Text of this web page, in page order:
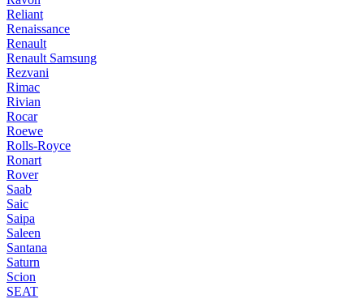
Reliant
Renaissance
Renault
Renault Samsung
Rezvani
Rimac
Rivian
Rocar
Roewe
Rolls-Royce
Ronart
Rover
Saab
Saic
Saipa
Saleen
Santana
Saturn
Scion
SEAT